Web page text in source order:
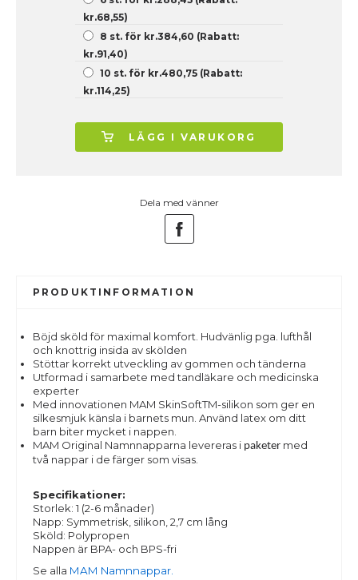
kr.68,55)
8 st. för kr.384,60 (Rabatt:
kr.91,40)
10 st. för kr.480,75 (Rabatt:
kr.114,25)
LÄGG I VARUKORG
Dela med vänner
PRODUKTINFORMATION
Böjd sköld för maximal komfort. Hudvänlig pga. lufthål
och knottrig insida av skölden
Stöttar korrekt utveckling av gommen och tänderna
Utformad i samarbete med tandläkare och medicinska
experter
Med innovationen MAM SkinSoftTM-silikon som ger en
silkesmjuk känsla i barnets mun. Använd latex om ditt
barn biter mycket i nappen.
MAM Original Namnnapparna levereras i paketer med
två nappar i de färger som visas.
Specifikationer:
Storlek: 1 (2-6 månader)
Napp: Symmetrisk, silikon, 2,7 cm lång
Sköld: Polypropen
Nappen är BPA- och BPS-fri
Se alla MAM Namnnappar.